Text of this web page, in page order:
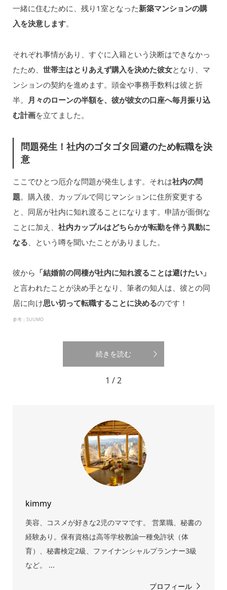
一緒に住むために、残り1室となった新築マンションの購
入を決意します。
それぞれ事情があり、すぐに入籍という決断はできなかっ
たため、 世帯主はとりあえず購入を決めた彼女となり、マ
ンションの契約を進めます。頭金や事務手数料は彼と折
半。
月々のローンの半額を、彼が彼女の口座へ毎月振り込
む計画を立てました。
問題発生！社内のゴタゴタ回避のため転職を決
意
ここでひとつ厄介な問題が発生します。それは社内の問
題。購入後、カップルで同じマンションに住所変更する
と、同居が社内に知れ渡ることになります。申請が面倒な
ことに加え、 社内カップルはどちらかが転勤を伴う異動に
なる 、という噂を聞いたことがありました。
彼から 「結婚前の同棲が社内に知れ渡ることは避けたい」
と言われたことが決め手となり、筆者の知人は、彼との同
居に向け思い切って転職することに決めるのです！
参考：SUUMO
続きを読む
1 / 2
kimmy
美容、コスメが好きな2児のママです。 営業職、秘書の
経験あり。保有資格は高等学校教諭一種免許状（体
育）、秘書検定2級、ファイナンシャルプランナー3級
など。 ...
プロフィール